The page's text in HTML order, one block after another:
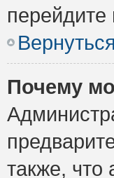
перейдите
Почему
также, что